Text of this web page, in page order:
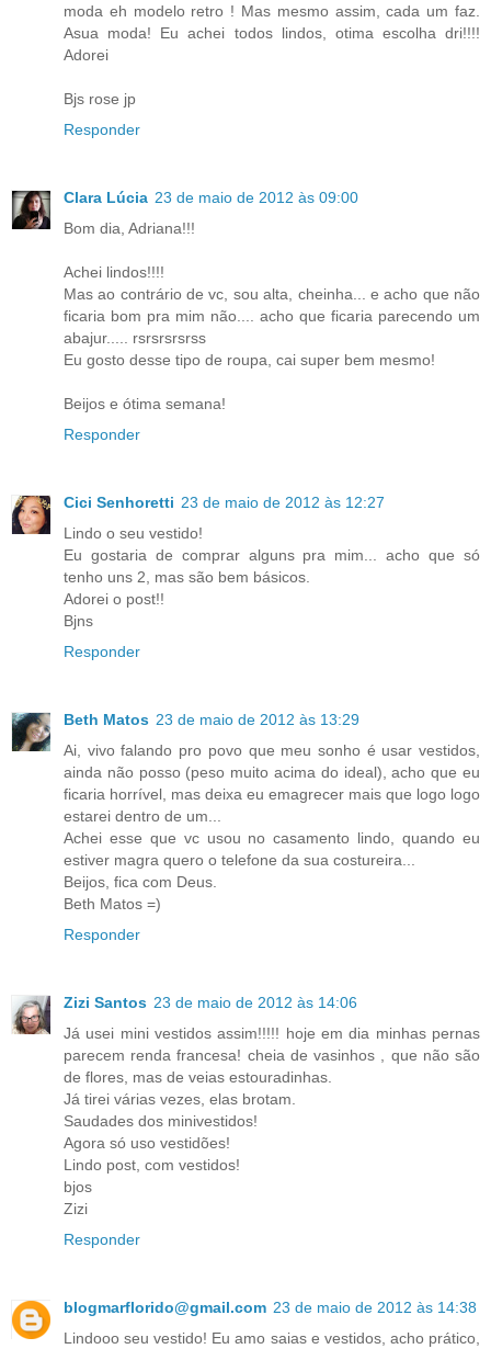
moda eh modelo retro ! Mas mesmo assim, cada um faz.
Asua moda! Eu achei todos lindos, otima escolha dri!!!!
Adorei
Bjs rose jp
Responder
Clara Lúcia 23 de maio de 2012 às 09:00
Bom dia, Adriana!!!
Achei lindos!!!!
Mas ao contrário de vc, sou alta, cheinha... e acho que não
ficaria bom pra mim não.... acho que ficaria parecendo um
abajur..... rsrsrsrsrss
Eu gosto desse tipo de roupa, cai super bem mesmo!
Beijos e ótima semana!
Responder
Cici Senhoretti 23 de maio de 2012 às 12:27
Lindo o seu vestido!
Eu gostaria de comprar alguns pra mim... acho que só
tenho uns 2, mas são bem básicos.
Adorei o post!!
Bjns
Responder
Beth Matos 23 de maio de 2012 às 13:29
Ai, vivo falando pro povo que meu sonho é usar vestidos,
ainda não posso (peso muito acima do ideal), acho que eu
ficaria horrível, mas deixa eu emagrecer mais que logo logo
estarei dentro de um...
Achei esse que vc usou no casamento lindo, quando eu
estiver magra quero o telefone da sua costureira...
Beijos, fica com Deus.
Beth Matos =)
Responder
Zizi Santos 23 de maio de 2012 às 14:06
Já usei mini vestidos assim!!!!! hoje em dia minhas pernas
parecem renda francesa! cheia de vasinhos , que não são
de flores, mas de veias estouradinhas.
Já tirei várias vezes, elas brotam.
Saudades dos minivestidos!
Agora só uso vestidões!
Lindo post, com vestidos!
bjos
Zizi
Responder
blogmarflorido@gmail.com 23 de maio de 2012 às 14:38
Lindooo seu vestido! Eu amo saias e vestidos, acho prático,